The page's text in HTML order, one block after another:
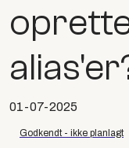
01-07-2025
Godkendt - ikke planlagt